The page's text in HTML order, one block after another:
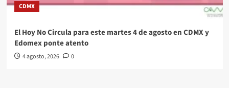
CDMX
El Hoy No Circula para este martes 4 de agosto en CDMX y
Edomex ponte atento
4 agosto, 2026 0